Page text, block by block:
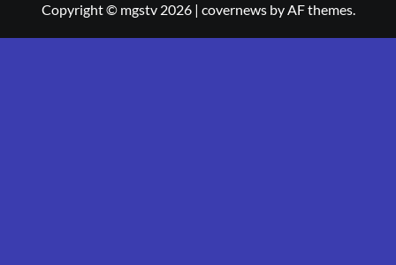
Copyright © mgstv 2026 | covernewsby AF themes.